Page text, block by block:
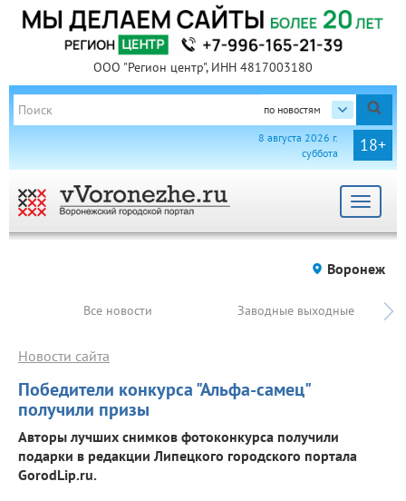
ООО "Регион центр", ИНН 4817003180
по новостям
18+
8 августа 2026 г.
суббота
Toggle
Воронеж
Все новости Заводные выходные
Победители конкурса "Альфа-самец"
получили призы
Новости сайта
Авторы лучших снимков фотоконкурса получили
подарки в редакции Липецкого городского портала
GorodLip.ru.